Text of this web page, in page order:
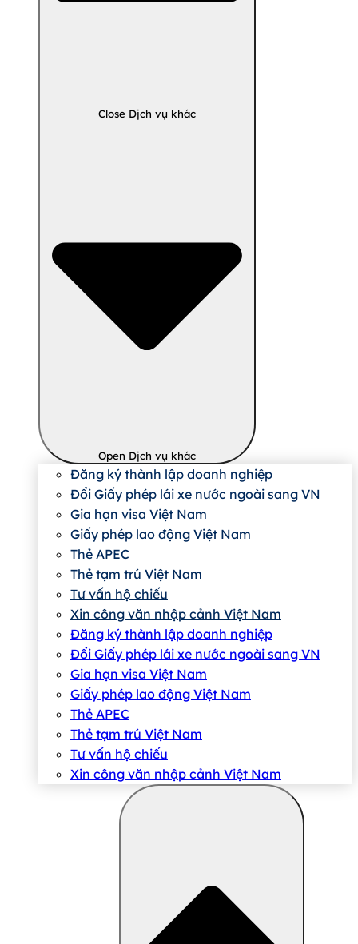
Close Dịch vụ khác
Open Dịch vụ khác
Đăng ký thành lập doanh nghiệp
Đổi Giấy phép lái xe nước ngoài sang VN
Gia hạn visa Việt Nam
Giấy phép lao động Việt Nam
Thẻ APEC
Thẻ tạm trú Việt Nam
Tư vấn hộ chiếu
Xin công văn nhập cảnh Việt Nam
Đăng ký thành lập doanh nghiệp
Đổi Giấy phép lái xe nước ngoài sang VN
Gia hạn visa Việt Nam
Giấy phép lao động Việt Nam
Thẻ APEC
Thẻ tạm trú Việt Nam
Tư vấn hộ chiếu
Xin công văn nhập cảnh Việt Nam